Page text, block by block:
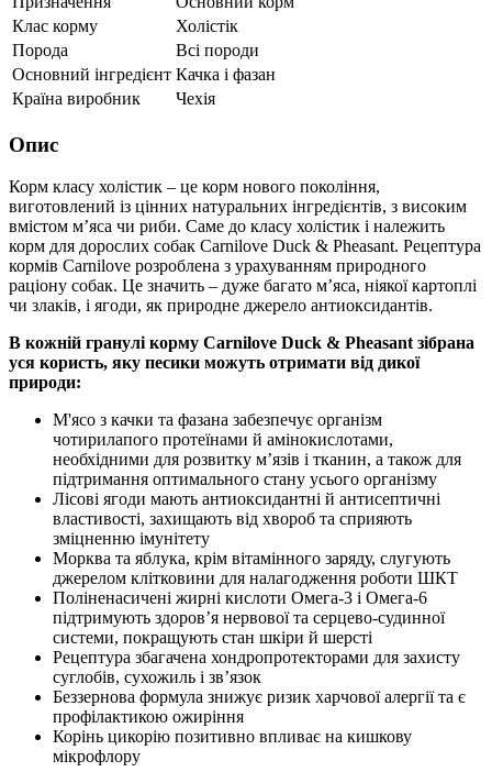
Клас корму
Холістік
Порода
Всі породи
Основний інгредієнт Качка і фазан
Країна виробник
Чехія
Опис
Корм класу холістик – це корм нового покоління,
виготовлений із цінних натуральних інгредієнтів, з високим
вмістом м’яса чи риби. Саме до класу холістик і належить
корм для дорослих собак Carnilove Duck & Pheasant. Рецептура
кормів Carnilove розроблена з урахуванням природного
раціону собак. Це значить – дуже багато м’яса, ніякої картоплі
чи злаків, і ягоди, як природне джерело антиоксидантів.
В кожній гранулі корму Carnilove Duck & Pheasant зібрана
уся користь, яку песики можуть отримати від дикої
природи:
М'ясо з качки та фазана забезпечує організм
чотирилапого протеїнами й амінокислотами,
необхідними для розвитку м’язів і тканин, а також для
підтримання оптимального стану усього організму
Лісові ягоди мають антиоксидантні й антисептичні
властивості, захищають від хвороб та сприяють
зміцненню імунітету
Морква та яблука, крім вітамінного заряду, слугують
джерелом клітковини для налагодження роботи ШКТ
Поліненасичені жирні кислоти Омега-3 і Омега-6
підтримують здоров’я нервової та серцево-судинної
системи, покращують стан шкіри й шерсті
Рецептура збагачена хондропротекторами для захисту
суглобів, сухожиль і зв’язок
Беззернова формула знижує ризик харчової алергії та є
профілактикою ожиріння
Корінь цикорію позитивно впливає на кишкову
мікрофлору